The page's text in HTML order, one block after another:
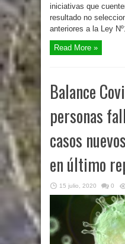
iniciativas que
resultado no
anteriores a la Ley
Read More »
Balance
personas
casos
en último
15 julio, 2020 0